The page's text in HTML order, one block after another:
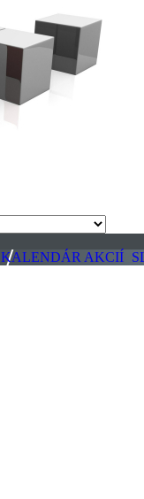
KALENDÁR AKCIÍ